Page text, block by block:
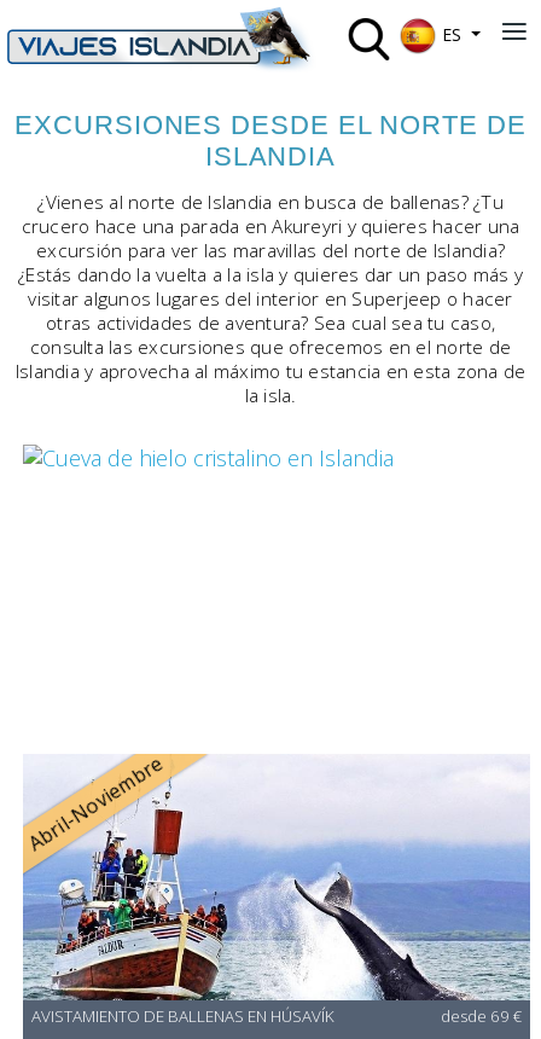
ES
EXCURSIONES DESDE EL NORTE DE
ISLANDIA
¿Vienes al norte de Islandia en busca de ballenas?¿Tu
crucero hace una parada en Akureyri y quieres hacer una
excursión para ver las maravillas del norte de Islandia?
¿Estás dando la vuelta a la isla y quieres dar un paso más y
visitar algunos lugares del interior en Superjeep o hacer
otras actividades de aventura? Sea cual sea tu caso,
consulta las excursiones que ofrecemos en el norte de
Islandia y aprovecha al máximo tu estancia en esta zona de
la isla.
Abril-Noviembre
AVISTAMIENTO DE BALLENAS EN HÚSAVÍK desde 69 €
≡